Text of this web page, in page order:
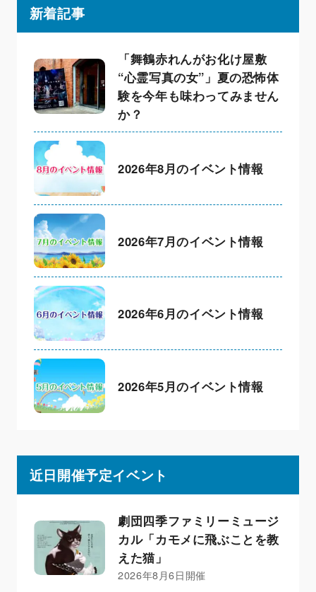
新着記事
「舞鶴赤れんがお化け屋敷
“心霊写真の女”」夏の恐怖体
験を今年も味わってみません
か？
2026年8月のイベント情報
2026年7月のイベント情報
2026年6月のイベント情報
2026年5月のイベント情報
近日開催予定イベント
劇団四季ファミリーミュージ
カル「カモメに飛ぶことを教
えた猫」
2026年8月6日開催